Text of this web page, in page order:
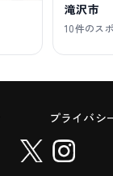
滝沢市
10件のス
プライバシ